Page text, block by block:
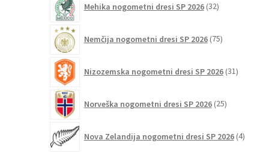
Mehika nogometni dresi SP 2026 32izdelkov
Nemčija nogometni dresi SP 2026 75izdelkov
Nizozemska nogometni dresi SP 2026 31izdelkov
Norveška nogometni dresi SP 2026 25izdelkov
Nova Zelandija nogometni dresi SP 2026 4izdelki